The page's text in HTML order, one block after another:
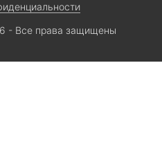
- Все права защищены